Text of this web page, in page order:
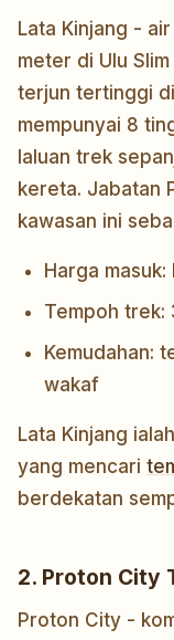
Lata Kinjang -
meter di Ulu
terjun tertinggi
mempunyai 8
laluan trek
kereta. Jabatan
kawasan ini
Harga masuk:
Tempoh trek:
Kemudahan:
wakaf
Lata Kinjang
yang mencari
berdekatan
2. Proton City
Proton City -